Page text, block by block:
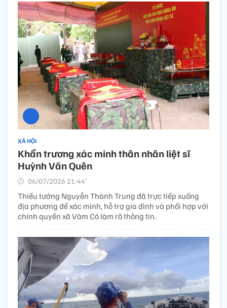
XÃ HỘI
Khẩn trương xác minh thân nhân liệt sĩ
Huỳnh Văn Quên
06/07/2026 21:44’
Thiếu tướng Nguyễn Thành Trung đã trực tiếp xuống
địa phương để xác minh, hỗ trợ gia đình và phối hợp với
chính quyền xã Vàm Cỏ làm rõ thông tin.